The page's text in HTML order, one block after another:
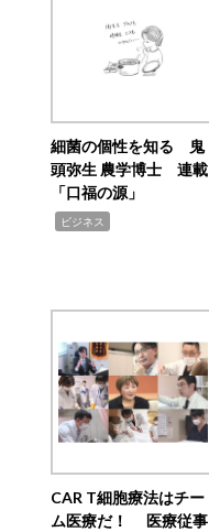
細菌の個性を知る 鬼
頭弥生 農学博士 連載
「口福の源」
ビジネス
CAR T細胞療法はチー
ム医療だ！ 医療従事